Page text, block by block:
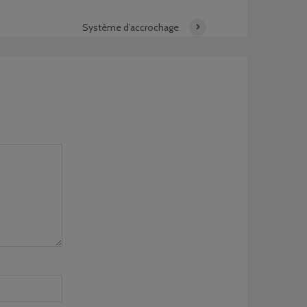
Système d’accrochage